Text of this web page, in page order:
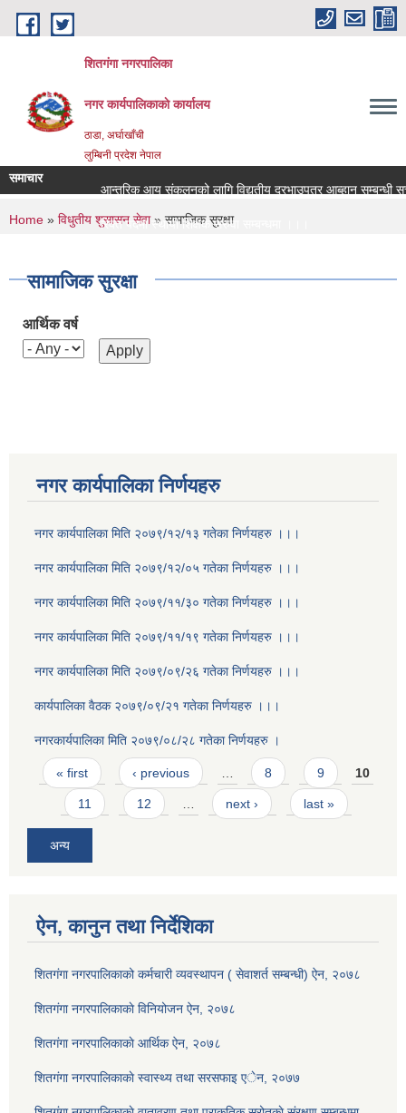
Skip to main content
शितगंगा नगरपालिका
नगर कार्यपालिकाकाे कार्यालय
ठाडा, अर्घाखाँची
लुम्बिनी प्रदेश नेपाल
समाचार
आन्तरिक आय संकलनको लागि विद्युतीय दरभाउपत्र आब्हान सम्बन्धी
रिक्त पदमा स्थायी शिक्षक सरुवा सम्बन्धमा ।।।
You are here
Home » विधुतीय शुसासन सेवा» सामाजिक सुरक्षा
सामाजिक सुरक्षा
आर्थिक वर्ष
नगर कार्यपालिका निर्णयहरु
नगर कार्यपालिका मिति २०७९/१२/१३ गतेका निर्णयहरु ।।।
नगर कार्यपालिका मिति २०७९/१२/०५ गतेका निर्णयहरु ।।।
नगर कार्यपालिका मिति २०७९/११/३० गतेका निर्णयहरु ।।।
नगर कार्यपालिका मिति २०७९/११/१९ गतेका निर्णयहरु ।।।
नगर कार्यपालिका मिति २०७९/०९/२६ गतेका निर्णयहरु ।।।
कार्यपालिका वैठक २०७९/०९/२१ गतेका निर्णयहरु ।।।
नगरकार्यपालिका मिति २०७९/०८/२८ गतेका निर्णयहरु ।
Pages
« first ‹ previous 8 9 10
11 12 next › last »
अन्य
ऐन, कानुन तथा निर्देशिका
शितगंगा नगरपालिकाको कर्मचारी व्यवस्थापन ( सेवाशर्त सम्बन्धी) ऐन, २०७८
शितगंगा नगरपालिकाकाे विनियोजन ऐन, २०७८
शितगंगा नगरपालिकाकाे आर्थिक ऐन, २०७८
शितगंगा नगरपालिकाकाे स्वास्थ्य तथा सरसफाइ एेन, २०७७